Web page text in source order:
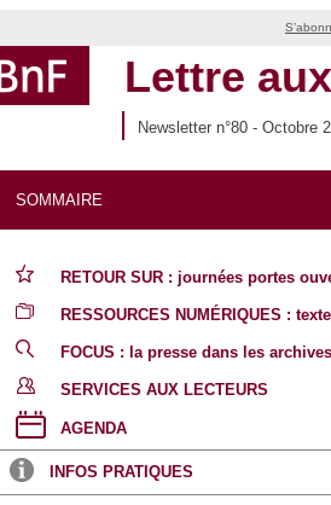
Lettre
Newsletter n°80 - Octobre
SOMMAIRE
RETOUR SUR : journées portes
RESSOURCES NUMÉRIQUES :
FOCUS : la presse dans les
SERVICES AUX LECTEURS
AGENDA
INFOS PRATIQUES